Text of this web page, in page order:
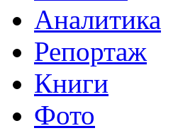
Аналитика
Репортаж
Книги
Фото